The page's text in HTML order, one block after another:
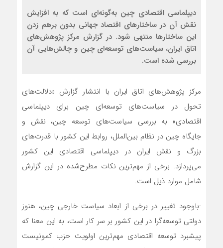
دیپلماسی اقتصادی چین به‌گونه‌ای است که به افزایش
نقش آن در ساختارهای اقتصاد جهانی بدون برهم زدن
این ساختارها منتهی شود. در گزارش مرکز پژوهش‌های
اتاق ایران، سیاست‌های توسعه‌ای چین و چالش‌هایی آن
بررسی شده است.
مرکز پژوهش‌های اتاق ایران با انتشار گزارش «دلالت‌های
تحول در سیاست‌های توسعه‌ای چین برای دیپلماسی
اقتصادی» به بررسی سیاست‌های توسعه چین، نقش و
جایگاه چین در نظام بین‌الملل، روابط این کشور با قدرت‌های
بزرگ و نقش ایران در دیپلماسی اقتصادی این کشور
می‌پردازد. برخی از مهم‌ترین نکات مطرح‌شده در این گزارش
شامل موارد ذیل است.
-باوجود تغییر در برخی از ابعاد سیاست خارجی چین، هنوز
دولتی توسعه‌گرا در این کشور بر سر کار است، به این معنا که
پیشبرد توسعه اقتصادی مهم‌ترین اولویت حزب کمونیست